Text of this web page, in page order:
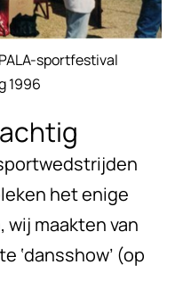
sportfestival
1996
het enige
wij maakten van
‘dansshow’ (op